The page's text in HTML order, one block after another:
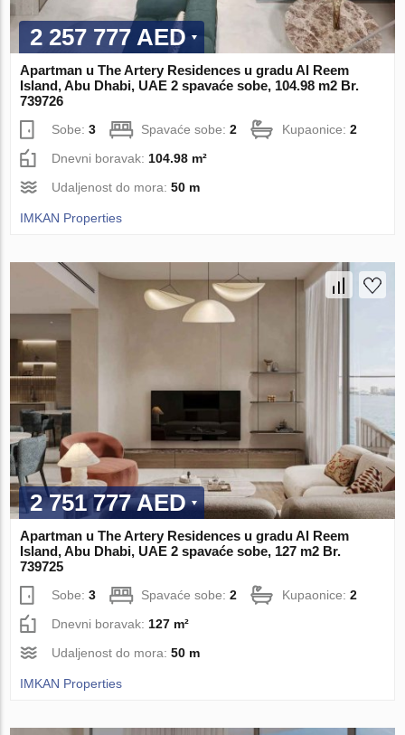
2 257 777 AED
Apartman u The Artery Residences u gradu Al Reem
Island, Abu Dhabi, UAE 2 spavaće sobe, 104.98 m2 Br.
739726
Sobe:3 Spavaće sobe:2 Kupaonice:2
Dnevni boravak: 104.98 m²
Udaljenost do mora:50 m
IMKAN Properties
2 751 777 AED
Apartman u The Artery Residences u gradu Al Reem
Island, Abu Dhabi, UAE 2 spavaće sobe, 127 m2 Br.
739725
Sobe:3 Spavaće sobe:2 Kupaonice:2
Dnevni boravak: 127 m²
Udaljenost do mora:50 m
IMKAN Properties